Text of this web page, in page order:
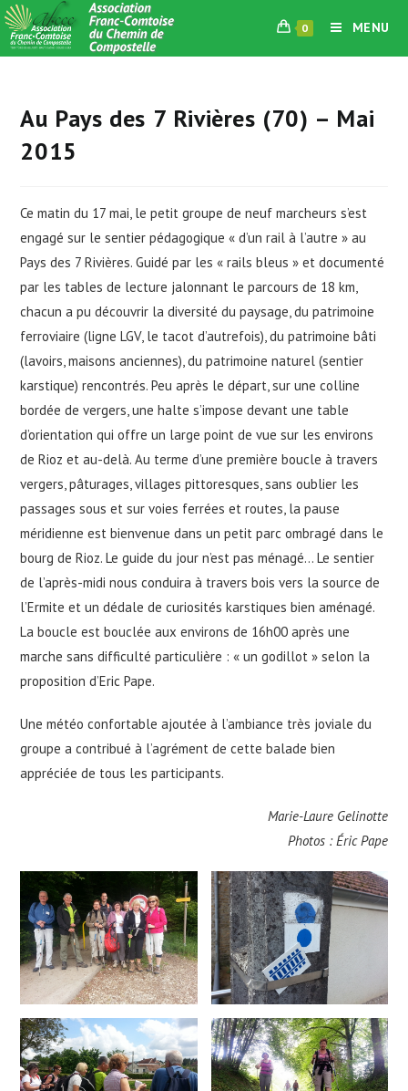
Skip
to
content
0 MENU
Au Pays des 7 Rivières (70) – Mai
2015
Ce matin du 17 mai, le petit groupe de neuf marcheurs s’est
engagé sur le sentier pédagogique « d’un rail à l’autre » au
Pays des 7 Rivières. Guidé par les « rails bleus » et documenté
par les tables de lecture jalonnant le parcours de 18 km,
chacun a pu découvrir la diversité du paysage, du patrimoine
ferroviaire (ligne LGV, le tacot d’autrefois), du patrimoine bâti
(lavoirs, maisons anciennes), du patrimoine naturel (sentier
karstique) rencontrés. Peu après le départ, sur une colline
bordée de vergers, une halte s’impose devant une table
d’orientation qui offre un large point de vue sur les environs
de Rioz et au-delà. Au terme d’une première boucle à travers
vergers, pâturages, villages pittoresques, sans oublier les
passages sous et sur voies ferrées et routes, la pause
méridienne est bienvenue dans un petit parc ombragé dans le
bourg de Rioz. Le guide du jour n’est pas ménagé… Le sentier
de l’après-midi nous conduira à travers bois vers la source de
l’Ermite et un dédale de curiosités karstiques bien aménagé.
La boucle est bouclée aux environs de 16h00 après une
marche sans difficulté particulière : « un godillot » selon la
proposition d’Eric Pape.
Une météo confortable ajoutée à l’ambiance très joviale du
groupe a contribué à l’agrément de cette balade bien
appréciée de tous les participants.
Marie-Laure Gelinotte
Photos : Éric Pape